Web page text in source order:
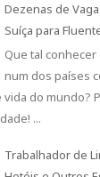
Dezenas de
Suíça para
Que tal
num dos países
do mundo?
...
Trabalhador de